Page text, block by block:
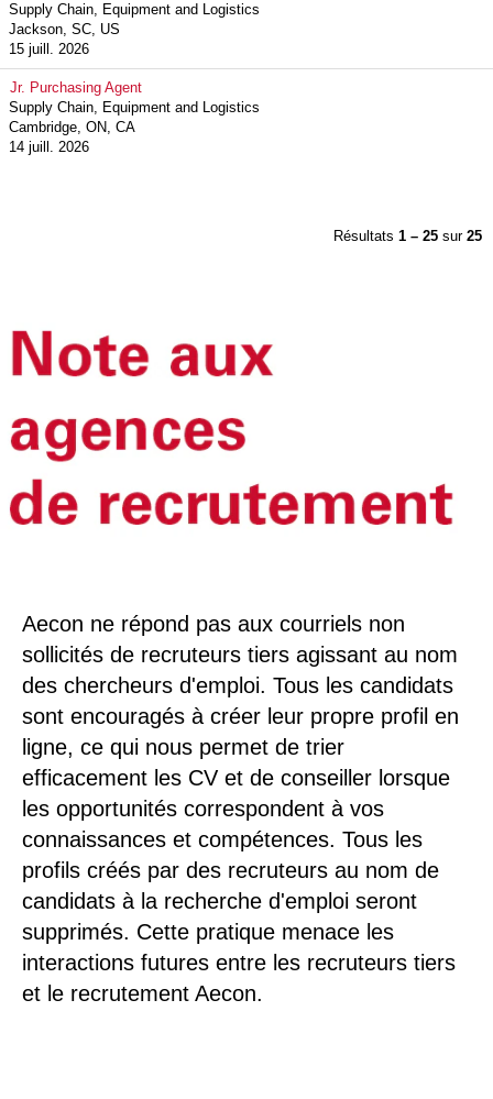
Supply Chain, Equipment and Logistics
Jackson, SC, US
15 juill. 2026
Jr. Purchasing Agent
Supply Chain, Equipment and Logistics
Cambridge, ON, CA
14 juill. 2026
Résultats 1 – 25 sur 25
Aecon ne répond pas aux courriels non
sollicités de recruteurs tiers agissant au nom
des chercheurs d'emploi. Tous les candidats
sont encouragés à créer leur propre profil en
ligne, ce qui nous permet de trier
efficacement les CV et de conseiller lorsque
les opportunités correspondent à vos
connaissances et compétences. Tous les
profils créés par des recruteurs au nom de
candidats à la recherche d'emploi seront
supprimés. Cette pratique menace les
interactions futures entre les recruteurs tiers
et le recrutement Aecon.